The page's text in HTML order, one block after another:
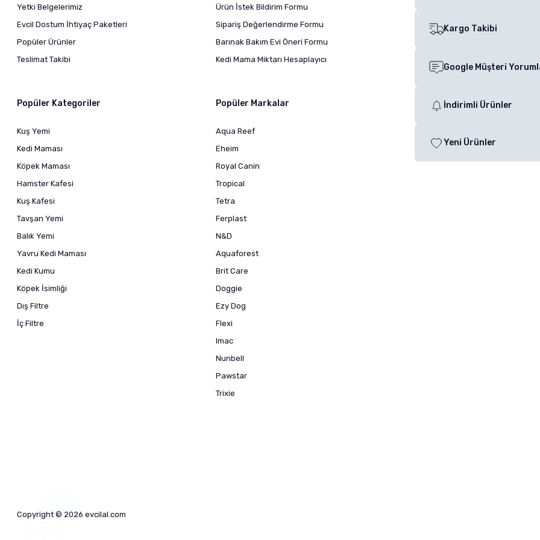
Yetki Belgelerimiz
Evcil Dostum İhtiyaç Paketleri
Popüler Ürünler
Teslimat Takibi
Ürün İstek Bildirim Formu
Sipariş Değerlendirme Formu
Barınak Bakım Evi Öneri Formu
Kedi Mama Miktarı Hesaplayıcı
Popüler Kategoriler
Kuş Yemi
Kedi Maması
Köpek Maması
Hamster Kafesi
Kuş Kafesi
Tavşan Yemi
Balık Yemi
Yavru Kedi Maması
Kedi Kumu
Köpek İsimliği
Dış Filtre
İç Filtre
Popüler Markalar
Aqua Reef
Eheim
Royal Canin
Tropical
Tetra
Ferplast
N&D
Aquaforest
Brit Care
Doggie
Ezy Dog
Flexi
Imac
Nunbell
Pawstar
Trixie
Kargo Takibi
Google Müşteri
İndirimli Ürünler
Yeni Ürünler
Copyright © 2026 evcilal.com